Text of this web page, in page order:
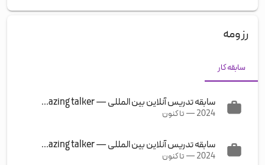
رزومه
سابقه کار
سابقه تدریس آنلاین بین المللی—
amazing talker
2024
—تا کنون
سابقه تدریس آنلاین بین المللی—
amazing talker
2024
—تا کنون